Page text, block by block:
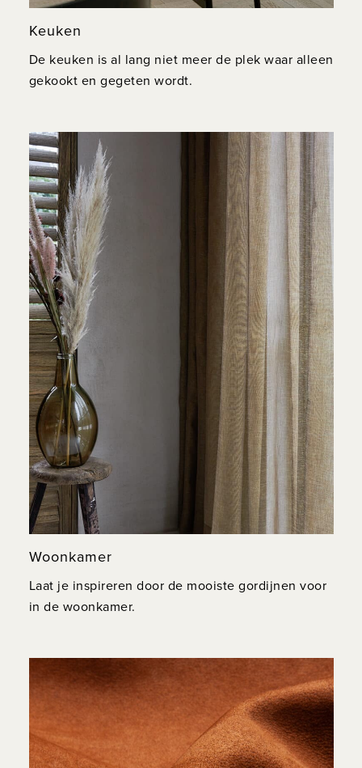
Keuken
De keuken is al lang niet meer de plek waar alleen
gekookt en gegeten wordt.
Woonkamer
Laat je inspireren door de mooiste gordijnen voor
in de woonkamer.